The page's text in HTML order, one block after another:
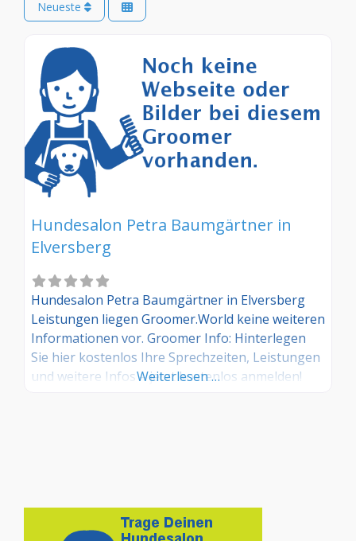
Neueste
Hundesalon Petra Baumgärtner in
Elversberg
Hundesalon Petra Baumgärtner in Elversberg
Leistungen liegen Groomer.World keine weiteren
Informationen vor. Groomer Info: Hinterlegen
Sie hier kostenlos Ihre Sprechzeiten, Leistungen
und weitere Infos – jetzt kostenlos anmelden!
Weiterlesen …